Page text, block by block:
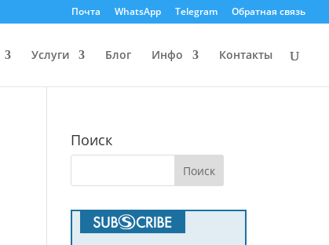
Почта WhatsApp Telegram Обратная связь
Услуги Блог Инфо Контакты
Поиск